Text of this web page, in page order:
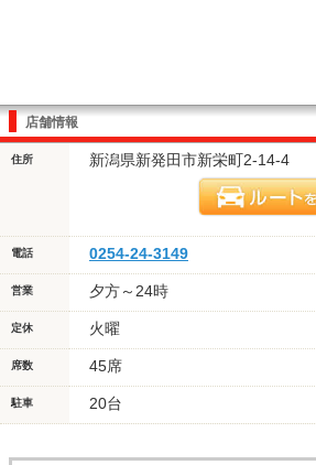
店舗情報
住所 新潟県新発田市新栄町2-14-4
電話 0254-24-3149
営業 夕方～24時
定休 火曜
席数 45席
駐車 20台